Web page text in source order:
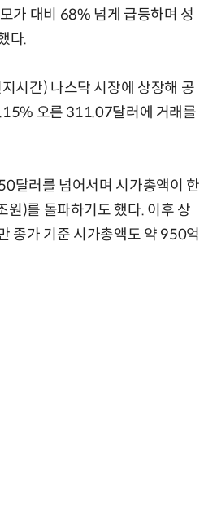
가 대비 68% 넘게 급등하며 성
다.
시간) 나스닥 시장에 상장해 공
오른 311.07달러에 거래를
달러를 넘어서며 시가총액이 한
)를 돌파하기도 했다. 이후 상
종가 기준 시가총액도 약 950억